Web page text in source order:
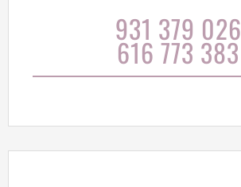
931 379 026
616 773 383